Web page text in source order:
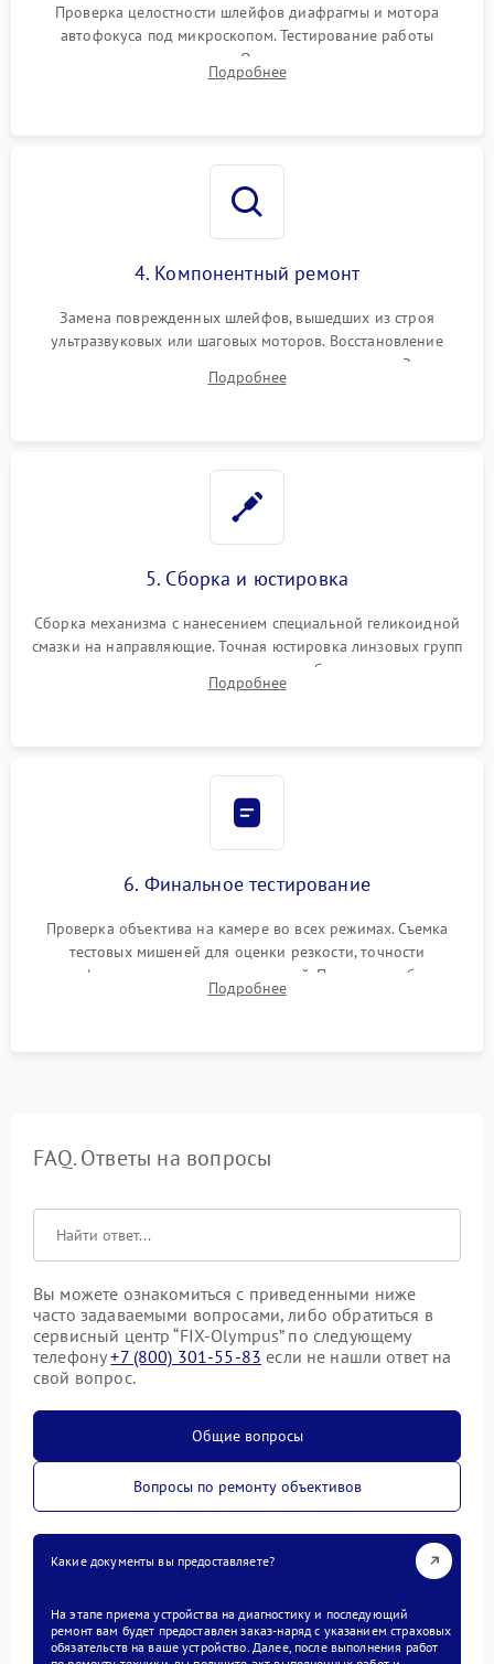
Проверка целостности шлейфов диафрагмы и мотора
автофокуса под микроскопом. Тестирование работы
электромагнитного привода. Очистка оптических элементов
от пыли, следов влаги и грибка спецрастворами без
Подробнее
4. Компонентный ремонт
Замена поврежденных шлейфов, вышедших из строя
ультразвуковых или шаговых моторов. Восстановление
геометрии направляющих при заклинивании зума. Замена
неисправного блока диафрагмы, датчиков положения или
Подробнее
5. Сборка и юстировка
Сборка механизма с нанесением специальной геликоидной
смазки на направляющие. Точная юстировка линзовых групп
программным или механическим способом для устранения
бэк
Подробнее
6. Финальное тестирование
Проверка объектива на камере во всех режимах. Съемка
тестовых мишеней для оценки резкости, точности
автофокуса и отсутствия искажений. Проверка работы
диафрагмы на закрытых значениях и тестирование
Подробнее
FAQ. Ответы на вопросы
Вы можете ознакомиться с приведенными ниже
часто задаваемыми вопросами, либо обратиться в
сервисный центр “FIX-Olympus” по следующему
телефону+7 (800) 301-55-83 если не нашли ответ на
свой вопрос.
Общие вопросы
Вопросы по ремонту объективов
Какие документы вы предоставляете?
На этапе приема устройства на диагностику и последующий
ремонт вам будет предоставлен заказ-наряд с указанием страховых
обязательств на ваше устройство. Далее, после выполнения работ